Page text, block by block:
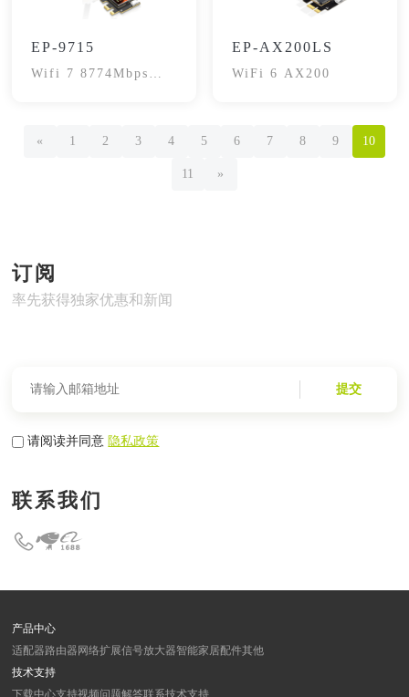
EP-9715
Wifi 7 8774Mbps网
EP-AX200LS
WiFi 6 AX200
« 1 2 3 4 5 6 7 8 9 10
11 »
订阅
率先获得独家优惠和新闻
提交
请阅读并同意隐私政策
联系我们
产品中心
适配器路由器 网络扩展信号放大器智能家居配件其他
技术支持
下载中心支持视频问题解答联系技术支持